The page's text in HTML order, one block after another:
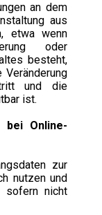
an dem
aus
etwa wenn
oder
besteht,
und die
ist.
bei Online-
zur
nutzen und
sofern nicht